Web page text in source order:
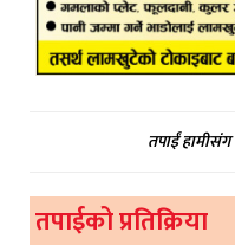
तपाईं हामीसंग
तपाईको प्रतिक्रिया